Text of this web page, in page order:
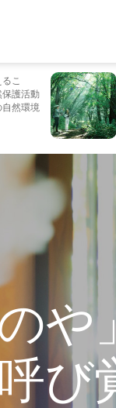
こ
保護活動
自然環境
や
び